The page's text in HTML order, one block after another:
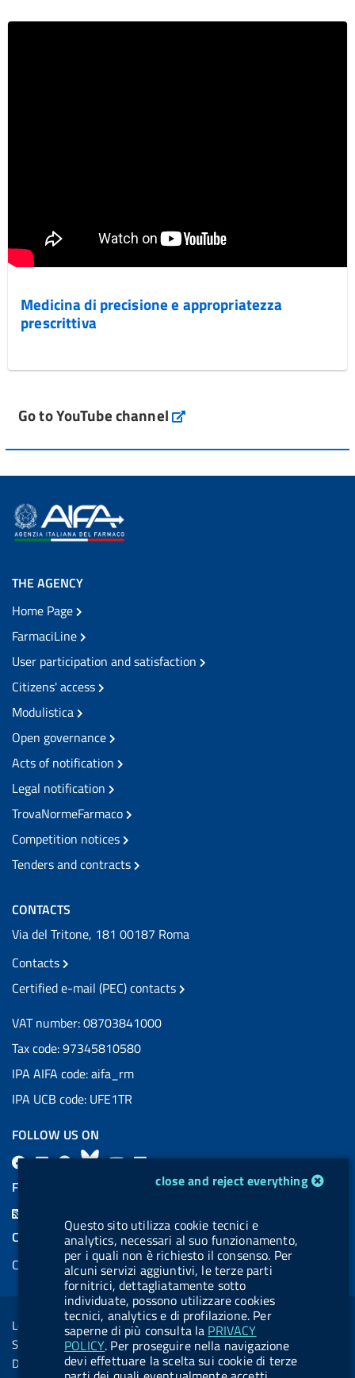
Medicina di precisione e appropriatezza
prescrittiva
Go to YouTube channel
cookie management moduleclose and reject everything
Questo sito utilizza cookie tecnici e
analytics, necessari al suo funzionamento,
per i quali non è richiesto il consenso. Per
alcuni servizi aggiuntivi, le terze parti
fornitrici, dettagliatamente sotto
individuate, possono utilizzare cookies
tecnici, analytics e di profilazione. Per
saperne di più consulta la PRIVACY
POLICY. Per proseguire nella navigazione
devi effettuare la scelta sui cookie di terze
THE AGENCY
Home Page
FarmaciLine
User participation and satisfaction
Citizens' access
Modulistica
Open governance
Acts of notification
Legal notification
TrovaNormeFarmaco
Competition notices
Tenders and contracts
CONTACTS
Via del Tritone, 181 00187 Roma
Contacts
Certified e-mail (PEC) contacts
VAT number: 08703841000
Tax code: 97345810580
IPA AIFA code: aifa_rm
IPA UCB code: UFE1TR
FOLLOW US ON
F
L
l
e
l
.
b
u
t
t
B
e
s
k
y
Y
t
u
b
e
L
k
e
d
i
n
FEED RSS
COOKIES
Cookie management
Sezione Link Utili
Legal notice
Social Media Policy
Dichiarazione di accessibilità